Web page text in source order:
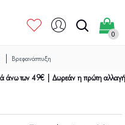
0
Βρεφανάπτυξη
των 49€ | Δωρεάν η πρώτη αλλαγή